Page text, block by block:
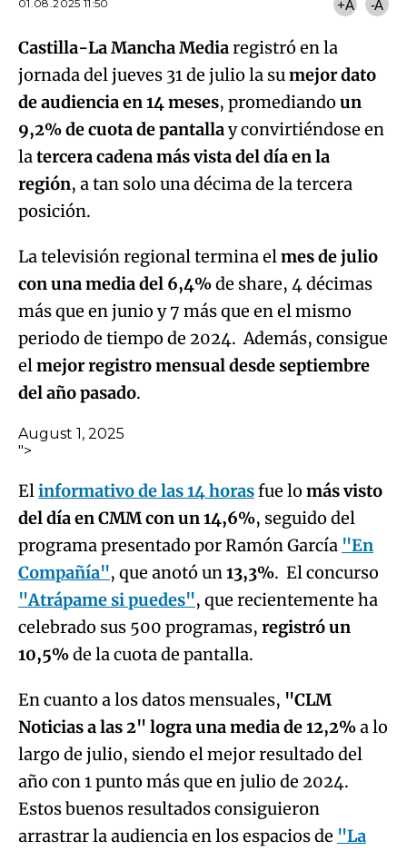
01.08.2025 11:50 +A -A
Castilla-La Mancha Mediaregistró en la
jornada del jueves 31 de julio la sumejor dato
de audiencia en 14 meses, promediando un
9,2% de cuota de pantallay convirtiéndose en
latercera cadena más vista del día en la
región, a tan solo una décima de la tercera
posición.
La televisión regional termina elmes de julio
con una media del 6,4%de share, 4 décimas
más que en junio y 7 más que en el mismo
periodo de tiempo de 2024. Además, consigue
elmejor registro mensual desde septiembre
del año pasado.
August 1, 2025
">
Elinformativo de las 14 horasfue lo más visto
del día en CMM con un 14,6%, seguido del
programa presentado por Ramón García "En
Compañía", que anotó un13,3%. El concurso
"Atrápame si puedes", que recientemente ha
celebrado sus 500 programas, registró un
10,5%de la cuota de pantalla.
En cuanto a los datos mensuales, "CLM
Noticias a las 2" logra una media de 12,2%a lo
largo de julio, siendo el mejor resultado del
año con 1 punto más que en julio de 2024.
Estos buenos resultados consiguieron
arrastrar la audiencia en los espacios de "La